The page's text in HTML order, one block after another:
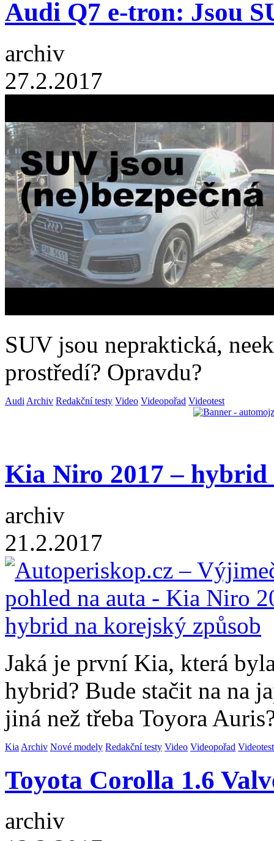
Audi Q7 e-tron: Jsou
archiv
27.2.2017
SUV jsou nepraktická,
prostředí? Opravdu?
Audi Archiv Redakční testy Video Videopořad Videotest
Kia Niro 2017 – hybrid
archiv
21.2.2017
Jaká je první Kia, která
hybrid? Bude stačit na na
jiná než třeba Toyora
Kia Archiv Nové modely Redakční testy Video Videopořad Videotest
Toyota Corolla 1.6
archiv